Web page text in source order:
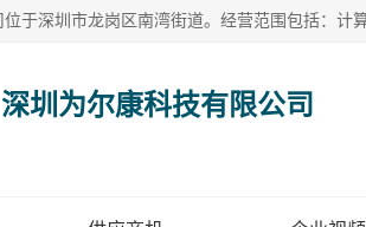
深圳为尔康科技有限公司